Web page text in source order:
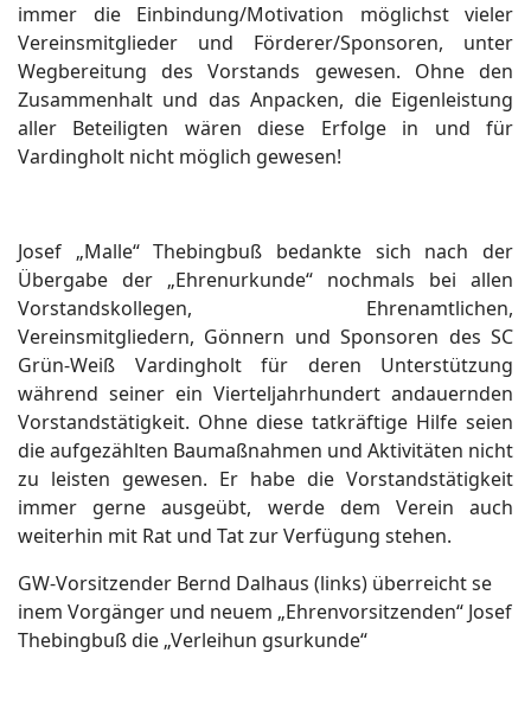
immer die Einbindung/Motivation möglichst vieler
Vereinsmitglieder und Förderer/Sponsoren, unter
Wegbereitung des Vorstands gewesen. Ohne den
Zusammenhalt und das Anpacken, die Eigenleistung
aller Beteiligten wären diese Erfolge in und für
Vardingholt nicht möglich gewesen!
Josef „Malle“ Thebingbuß bedankte sich nach der
Übergabe der „Ehrenurkunde“ nochmals bei allen
Vorstandskollegen, Ehrenamtlichen,
Vereinsmitgliedern, Gönnern und Sponsoren des SC
Grün-Weiß Vardingholt für deren Unterstützung
während seiner ein Vierteljahrhundert andauernden
Vorstandstätigkeit. Ohne diese tatkräftige Hilfe seien
die aufgezählten Baumaßnahmen und Aktivitäten nicht
zu leisten gewesen. Er habe die Vorstandstätigkeit
immer gerne ausgeübt, werde dem Verein auch
weiterhin mit Rat und Tat zur Verfügung stehen.
GW-Vorsitzender Bernd Dalhaus (links) überreicht se
inem Vorgänger und neuem „Ehrenvorsitzenden“ Josef
Thebingbuß die „Verleihun gsurkunde“